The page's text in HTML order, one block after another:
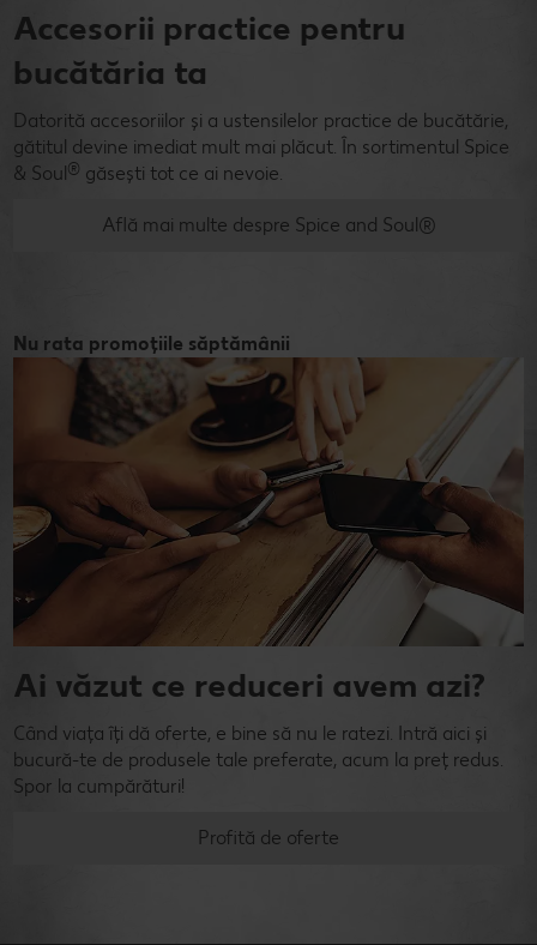
Accesorii practice pentru
bucătăria ta
Datorită accesoriilor și a ustensilelor practice de bucătărie,
gătitul devine imediat mult mai plăcut. În sortimentul Spice
& Soul ® găsești tot ce ai nevoie.
Află mai multe despre Spice and Soul®
Nu rata promoțiile săptămânii
Ai văzut ce reduceri avem azi?
Când viața îți dă oferte, e bine să nu le ratezi. Intră aici și
bucură-te de produsele tale preferate, acum la preț redus.
Spor la cumpărături!
Profită de oferte